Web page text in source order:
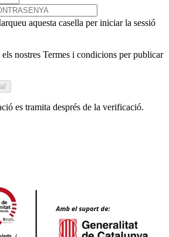
aquesta casella per iniciar la sessió
nostres Termes i condicions per publicar
es tramita després de la verificació.